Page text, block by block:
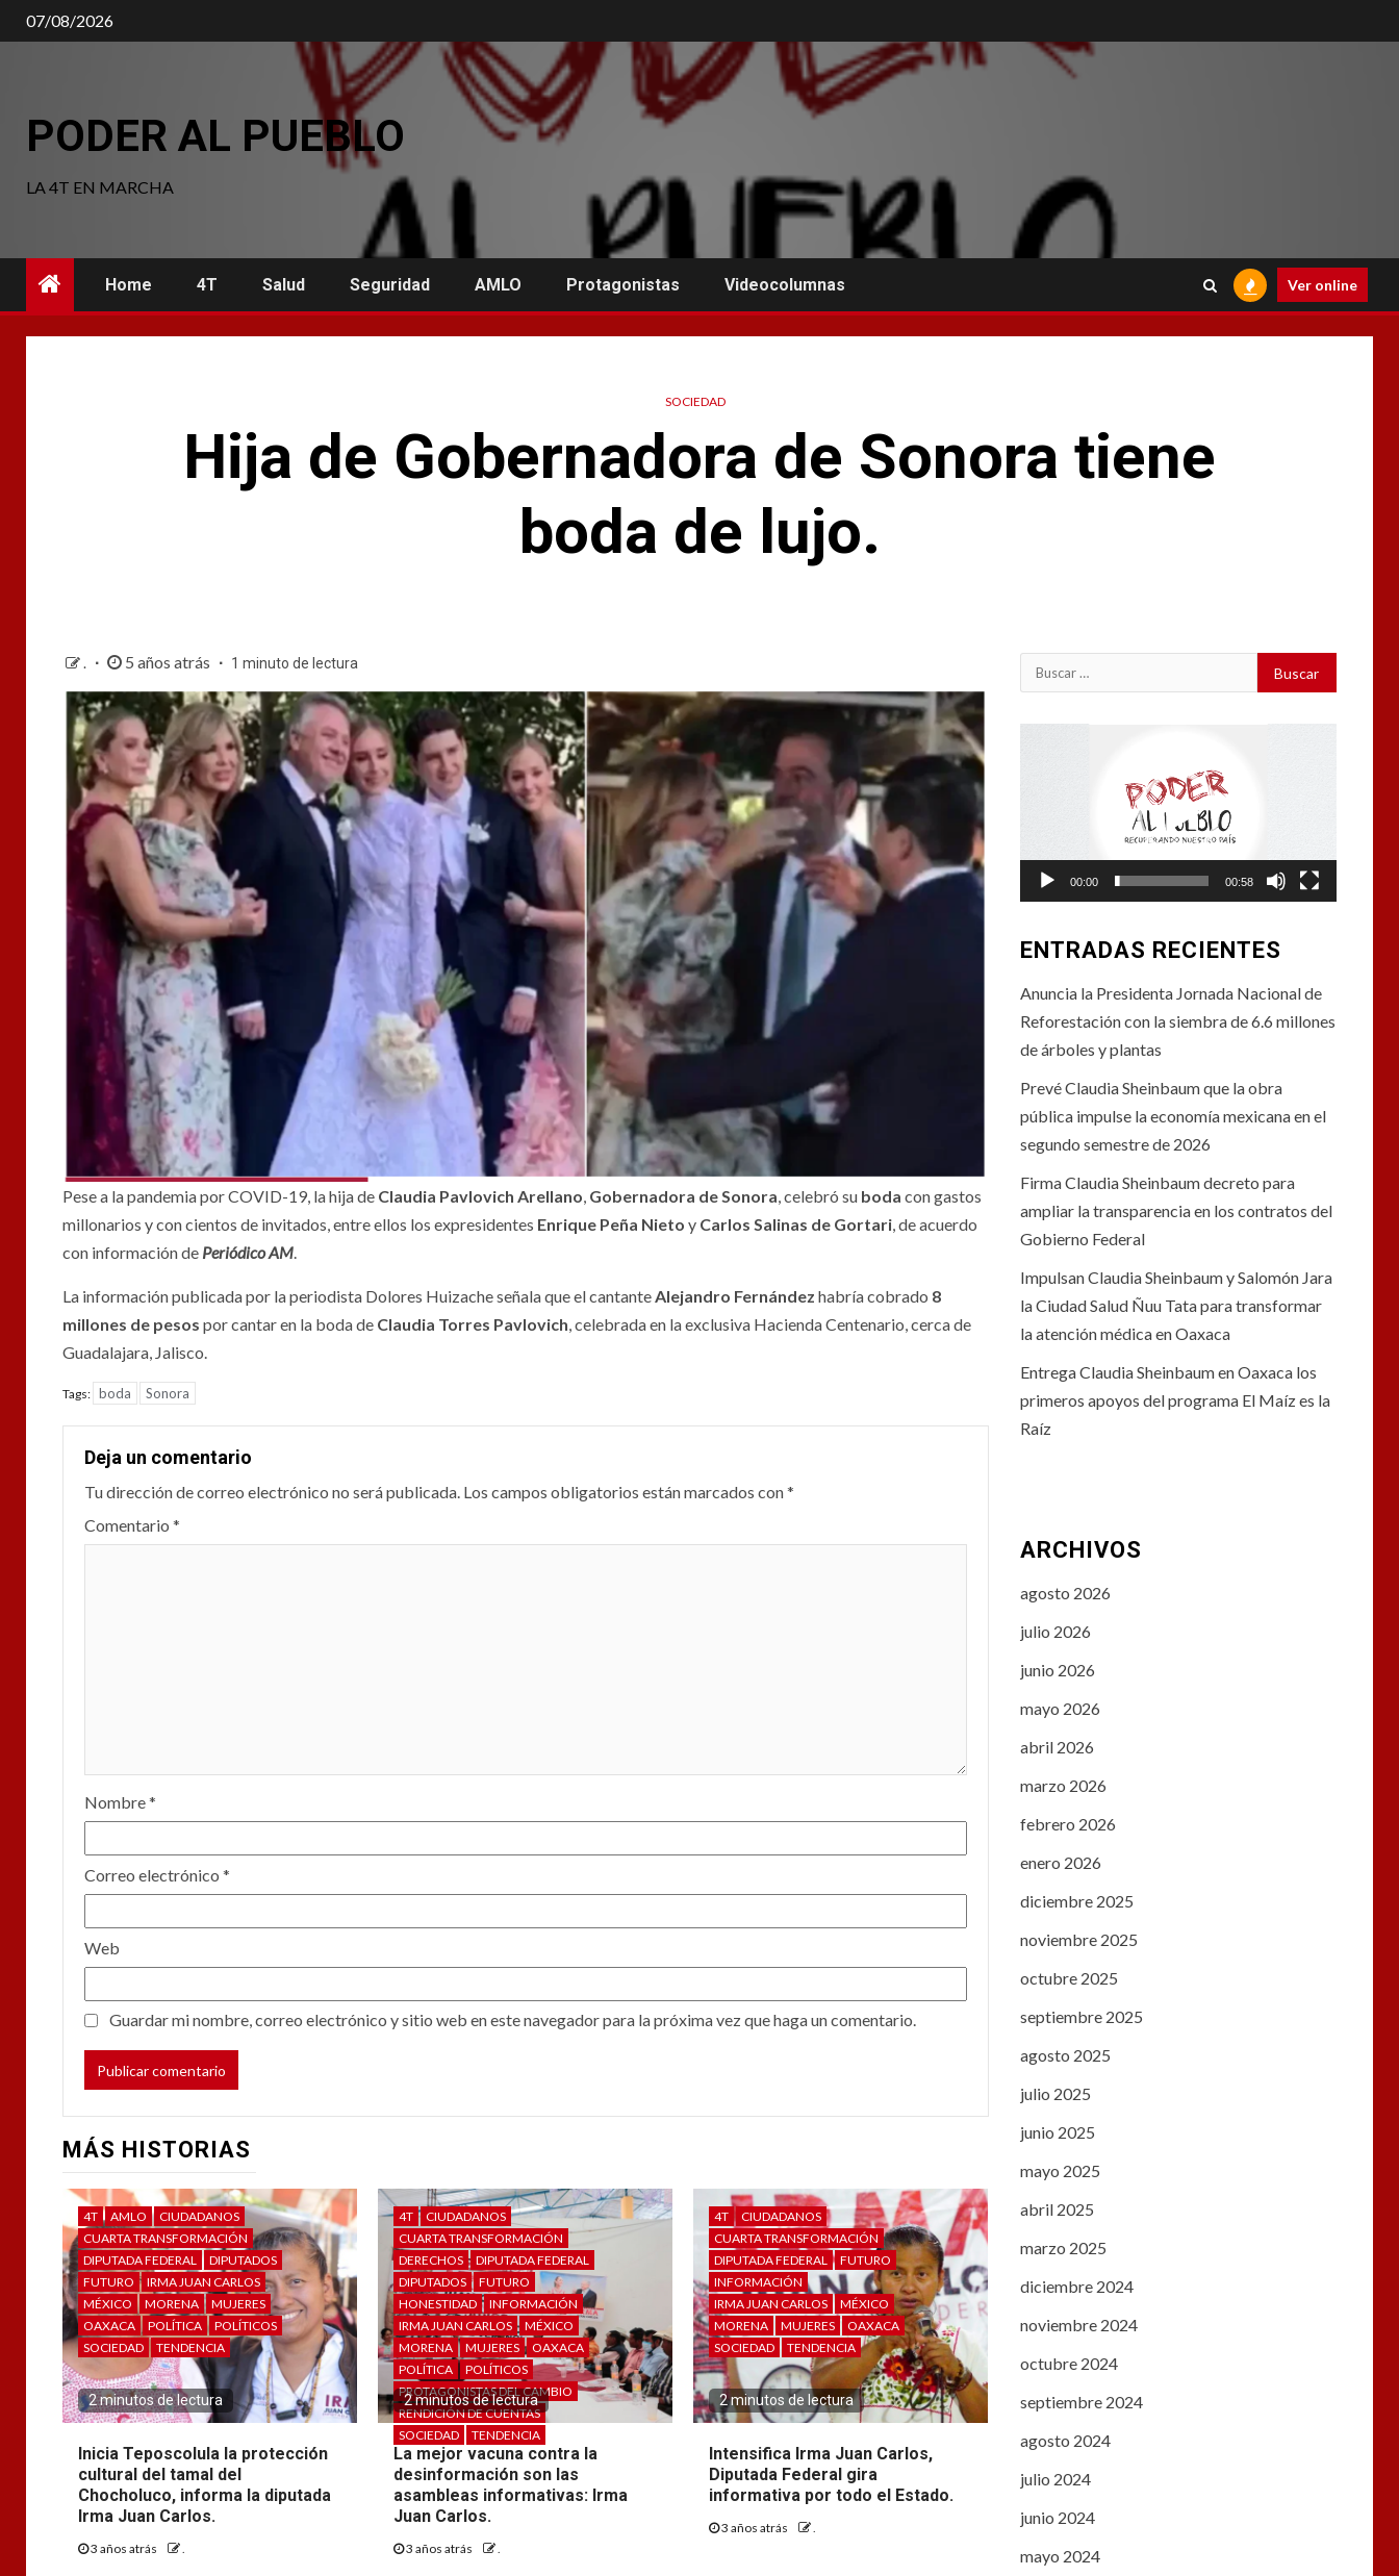
Saltar
al
07/08/2026
PODER AL PUEBLO
LA 4T EN MARCHA
Home 4T Salud Seguridad AMLO Protagonistas Videocolumnas Ver online
SOCIEDAD
Hija de Gobernadora de Sonora tiene
boda de lujo.
. 5 años atrás 1 minuto de lectura
Pese a la pandemia por COVID-19, la hija de Claudia Pavlovich Arellano, Gobernadora de Sonora, celebró su boda con gastos
millonarios y con cientos de invitados, entre ellos los expresidentes Enrique Peña Nieto y Carlos Salinas de Gortari, de acuerdo
con información de Periódico AM.
La información publicada por la periodista Dolores Huizache señala que el cantanteAlejandro Fernández habría cobrado 8
millones de pesos por cantar en la boda de Claudia Torres Pavlovich, celebrada en la exclusiva Hacienda Centenario, cerca de
Guadalajara, Jalisco.
Tags: boda Sonora
Deja un comentario
Tu dirección de correo electrónico no será publicada. Los campos obligatorios están marcados con*
Comentario *
Nombre*
Correo electrónico *
Web
Guardar mi nombre, correo electrónico y sitio web en este navegador para la próxima vez que haga un comentario.
MÁS HISTORIAS
4T AMLO
CIUDADANOS
CUARTA TRANSFORMACIÓN
DIPUTADA FEDERAL
DIPUTADOS
FUTURO
IRMA JUAN CARLOS
MÉXICO
MORENA
MUJERES
OAXACA
POLÍTICA
POLÍTICOS
SOCIEDAD
TENDENCIA
2 minutos de lectura
Inicia Teposcolula la protección
cultural del tamal del
Chocholuco, informa la diputada
Irma Juan Carlos.
3 años atrás .
4T
CIUDADANOS
CUARTA TRANSFORMACIÓN
DERECHOS
DIPUTADA FEDERAL
DIPUTADOS
FUTURO
HONESTIDAD
INFORMACIÓN
IRMA JUAN CARLOS
MÉXICO
MORENA
MUJERES
OAXACA
POLÍTICA
POLÍTICOS
PROTAGONISTAS DEL CAMBIO
RENDICIÓN DE CUENTAS
SOCIEDAD
TENDENCIA
2 minutos de lectura
La mejor vacuna contra la
desinformación son las
asambleas informativas: Irma
Juan Carlos.
3 años atrás .
4T
CIUDADANOS
CUARTA TRANSFORMACIÓN
DIPUTADA FEDERAL
FUTURO
INFORMACIÓN
IRMA JUAN CARLOS
MÉXICO
MORENA
MUJERES
OAXACA
SOCIEDAD
TENDENCIA
2 minutos de lectura
Intensifica Irma Juan Carlos,
Diputada Federal gira
informativa por todo el Estado.
3 años atrás .
Buscar:
00:00 00:58
ENTRADAS RECIENTES
Anuncia la Presidenta Jornada Nacional de
Reforestación con la siembra de 6.6 millones
de árboles y plantas
Prevé Claudia Sheinbaum que la obra
pública impulse la economía mexicana en el
segundo semestre de 2026
Firma Claudia Sheinbaum decreto para
ampliar la transparencia en los contratos del
Gobierno Federal
Impulsan Claudia Sheinbaum y Salomón Jara
la Ciudad Salud Ñuu Tata para transformar
la atención médica en Oaxaca
Entrega Claudia Sheinbaum en Oaxaca los
primeros apoyos del programa El Maíz es la
Raíz
ARCHIVOS
agosto 2026
julio 2026
junio 2026
mayo 2026
abril 2026
marzo 2026
febrero 2026
enero 2026
diciembre 2025
noviembre 2025
octubre 2025
septiembre 2025
agosto 2025
julio 2025
junio 2025
mayo 2025
abril 2025
marzo 2025
diciembre 2024
noviembre 2024
octubre 2024
septiembre 2024
agosto 2024
julio 2024
junio 2024
mayo 2024